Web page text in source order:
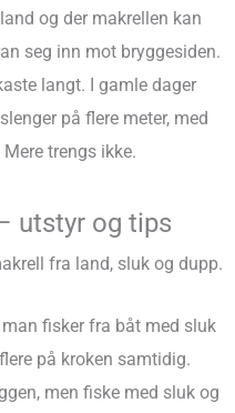
og der makrellen kan
seg inn mot bryggesiden.
langt. I gamle dager
på flere meter, med
trengs ikke.
utstyr og tips
fra land, sluk og dupp.
fisker fra båt med sluk
på kroken samtidig.
men fiske med sluk og